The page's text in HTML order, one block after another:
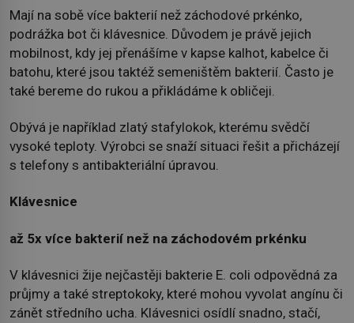
Mají na sobě více bakterií než záchodové prkénko,
podrážka bot či klávesnice. Důvodem je právě jejich
mobilnost, kdy jej přenášíme v kapse kalhot, kabelce či
batohu, které jsou taktéž semeništěm bakterií. Často je
také bereme do rukou a přikládáme k obličeji.
Obývá je například zlatý stafylokok, kterému svědčí
vysoké teploty. Výrobci se snaží situaci řešit a přicházejí
s telefony s antibakteriální úpravou.
Klávesnice
až 5x více bakterií než na záchodovém prkénku
V klávesnici žije nejčastěji bakterie E. coli odpovědná za
průjmy a také streptokoky, které mohou vyvolat angínu či
zánět středního ucha. Klávesnici osídlí snadno, stačí,